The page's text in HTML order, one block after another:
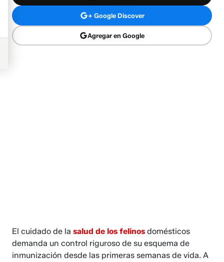
+ Google Discover
Agregar en Google
El cuidado de lasalud de los felinos domésticos
demanda un control riguroso de su esquema de
inmunización desde las primeras semanas de vida. A